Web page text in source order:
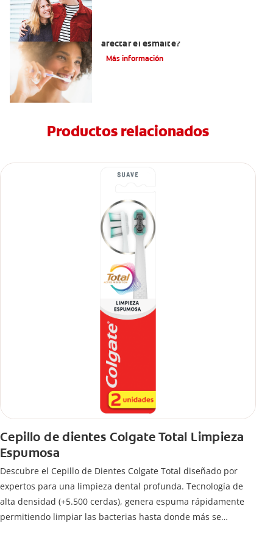
afectar el esmalte?
Más información
Productos relacionados
Cepillo de dientes Colgate Total Limpieza
Espumosa
Descubre el Cepillo de Dientes Colgate Total diseñado por
expertos para una limpieza dental profunda. Tecnología de
alta densidad (+5.500 cerdas), genera espuma rápidamente
permitiendo limpiar las bacterias hasta donde más se